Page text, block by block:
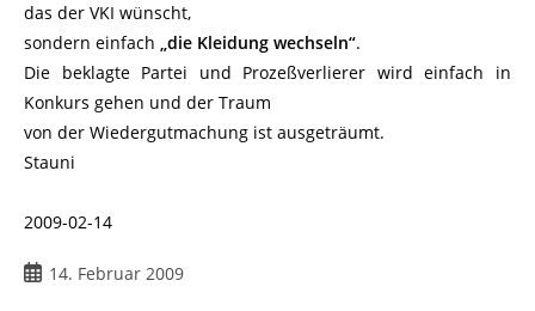
das der VKI wünscht,
sondern einfach „die Kleidung wechseln“.
Die beklagte Partei und Prozeßverlierer wird einfach in
Konkurs gehen und der Traum
von der Wiedergutmachung ist ausgeträumt.
Stauni
2009-02-14
Beitrag14. Februar 2009